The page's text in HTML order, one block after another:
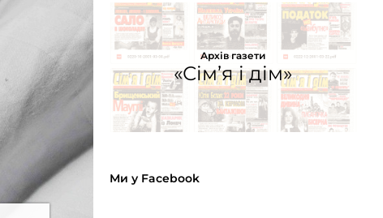
Архів газети
«Сім’я і дім»
Ми у Facebook